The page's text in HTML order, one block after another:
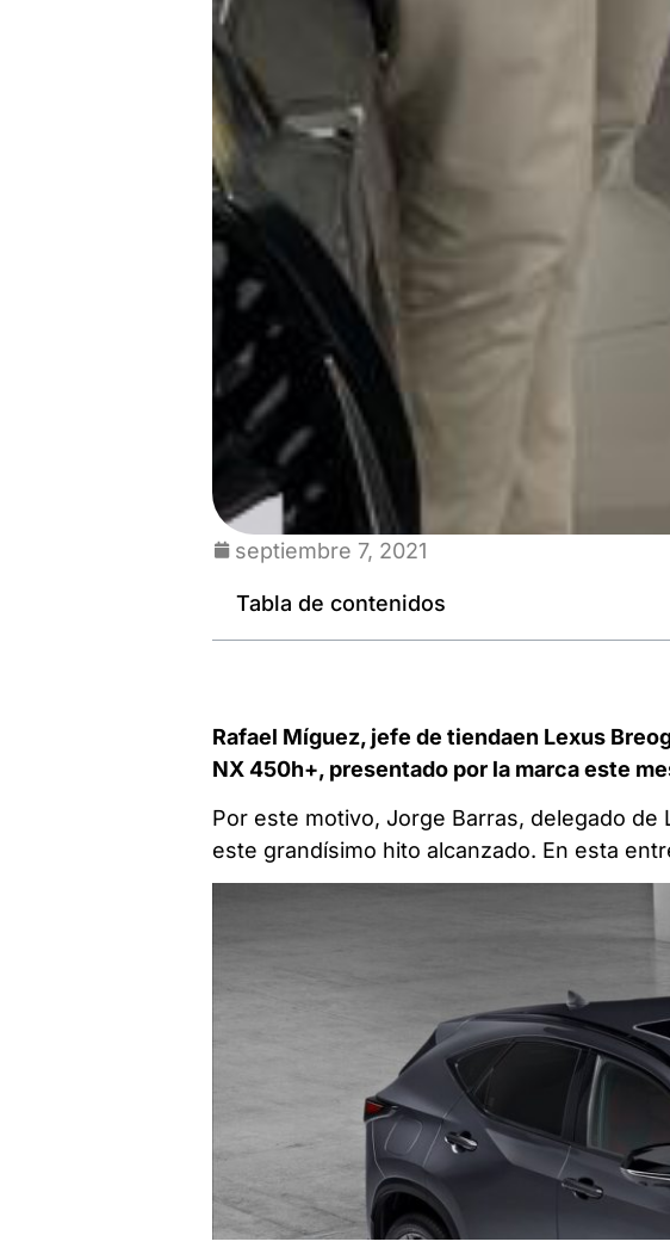
septiembre 7, 2021
Tabla de contenidos
Rafael Míguez, jefe de tiendaen Lexus
NX 450h+, presentado por la marca este
Por este motivo, Jorge Barras, delegado
este grandísimo hito alcanzado. En esta